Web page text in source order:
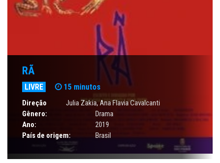
RÃ
LIVRE 15 minutos
Direção Julia Zakia,Ana Flavia Cavalcanti
Gênero:
Drama
Ano:
2019
País de origem:
Brasil